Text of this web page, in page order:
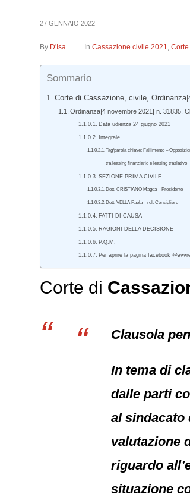
27 GENNAIO 2022
By D'Isa InCassazione civile 2021,
Sommario
Corte di Cassazione, civile,
Ordinanza|4 novembre 2021| n. 31835.
Data udienza 24 giugno 2021
Integrale
Tag/parola chiave: Fallimento –
tra leasing finanziario e leasing traslativo
SEZIONE PRIMA CIVILE
Dott. CRISTIANO Magda – Presidente
Dott. VELLA Paola – rel. Consigliere
FATTI DI CAUSA
RAGIONI DELLA DECISIONE
P.Q.M.
Per aprire la pagina facebook
Corte di
Clausola
In tema di
dalle parti
al sindacato
valutazione
riguardo
situazione